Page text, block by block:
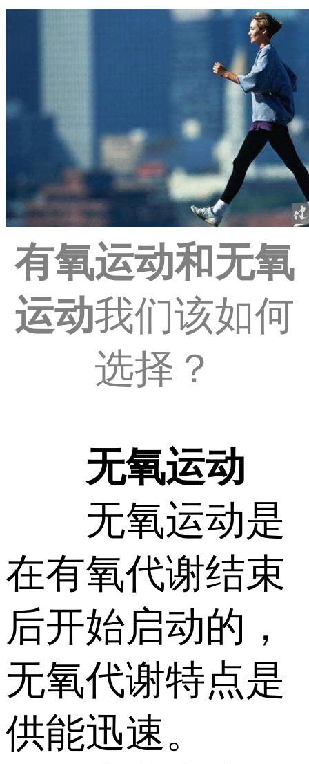
有氧运动和无氧
运动我们该如何
选择？
无氧运动
无氧运动是
在有氧代谢结束
后开始启动的，
无氧代谢特点是
供能迅速。